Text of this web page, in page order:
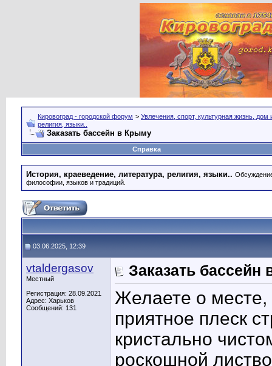
Кировоград - городской форум > Увлечения, спорт, культурная жизнь, дом
религия, языки..
Заказать бассейн в Крыму
Справка
История, краеведение, литература, религия, языки..
философии, языков и традиций.
03.06.2025, 12:39
vtaldergasov
Местный
Регистрация: 28.09.2021
Адрес: Харьков
Сообщений: 131
Заказать бассейн
Желаете о месте,
приятное плеск
кристально
роскошной